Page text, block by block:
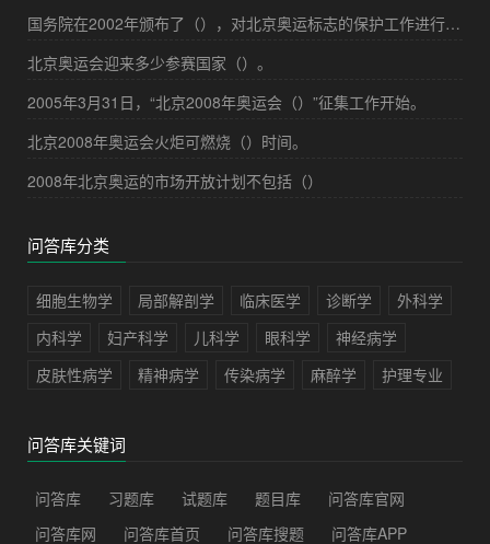
国务院在2002年颁布了（），对北京奥运标志的保护工作进行了规定。
北京奥运会迎来多少参赛国家（）。
2005年3月31日，“北京2008年奥运会（）”征集工作开始。
北京2008年奥运会火炬可燃烧（）时间。
2008年北京奥运的市场开放计划不包括（）
问答库分类
细胞生物学 局部解剖学 临床医学 诊断学
外科学
内科学
妇产科学 儿科学 眼科学
神经病学
皮肤性病学
精神病学 传染病学 麻醉学 护理专业
问答库关键词
问答库 习题库 试题库 题目库
问答库官网
问答库网
问答库首页 问答库搜题 问答库APP